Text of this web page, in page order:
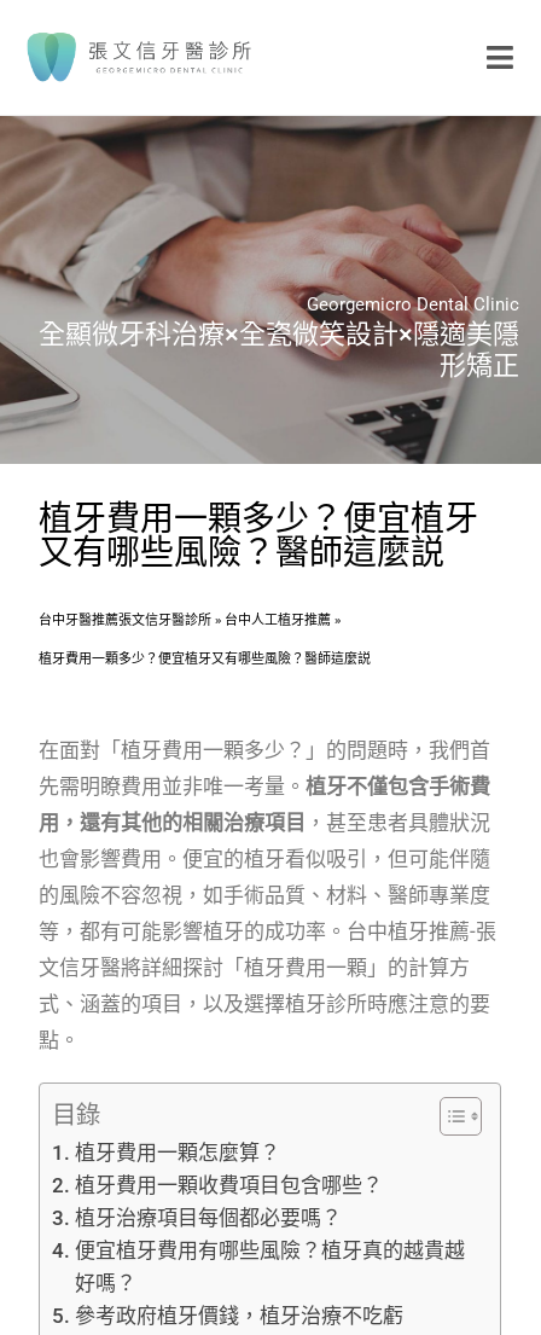
Georgemicro Dental Clinic
全顯微牙科治療×全瓷微笑設計×隱適美隱
形矯正
植牙費用一顆多少？便宜植牙
又有哪些風險？醫師這麼説
台中牙醫推薦張文信牙醫診所 » 台中人工植牙推薦 »
植牙費用一顆多少？便宜植牙又有哪些風險？醫師這麼説
在面對「植牙費用一顆多少？」的問題時，我們首
先需明瞭費用並非唯一考量。植牙不僅包含手術費
用，還有其他的相關治療項目 ，甚至患者具體狀況
也會影響費用。便宜的植牙看似吸引，但可能伴隨
的風險不容忽視，如手術品質、材料、醫師專業度
等，都有可能影響植牙的成功率。台中植牙推薦-張
文信牙醫將詳細探討「植牙費用一顆」的計算方
式、涵蓋的項目，以及選擇植牙診所時應注意的要
點。
目錄
植牙費用一顆怎麼算？
植牙費用一顆收費項目包含哪些？
植牙治療項目每個都必要嗎？
便宜植牙費用有哪些風險？植牙真的越貴越
好嗎？
參考政府植牙價錢，植牙治療不吃虧